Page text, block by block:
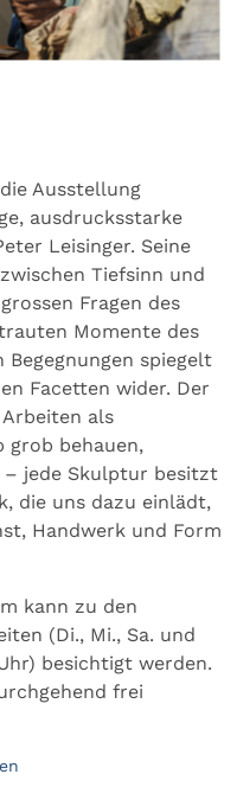
Ausstellung
ausdrucksstarke
Leisinger. Seine
Tiefsinn und
Fragen des
Momente des
spiegelt
Facetten wider. Der
als
grob behauen,
jede Skulptur besitzt
die uns dazu einlädt,
Handwerk und Form
kann zu den
(Di., Mi., Sa. und
besichtigt werden.
frei